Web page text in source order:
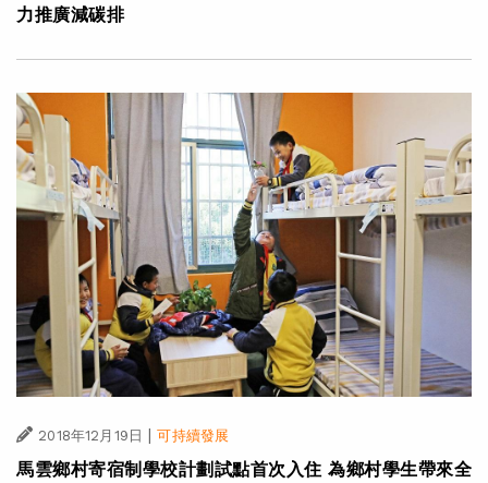
力推廣減碳排
2018年12月19日 | 可持續發展
馬雲鄉村寄宿制學校計劃試點首次入住 為鄉村學生帶來全